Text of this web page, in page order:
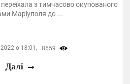
з тимчасово окупованого
Маріуполя до ...
о 18:01, 8659
Далі